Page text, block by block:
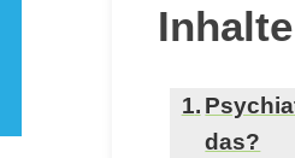
Inhalte
das?